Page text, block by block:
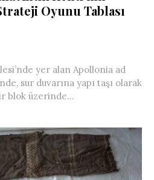
Oyunu Tablası
yer alan Apollonia ad
sur duvarına yapı taşı olarak
blok üzerinde...